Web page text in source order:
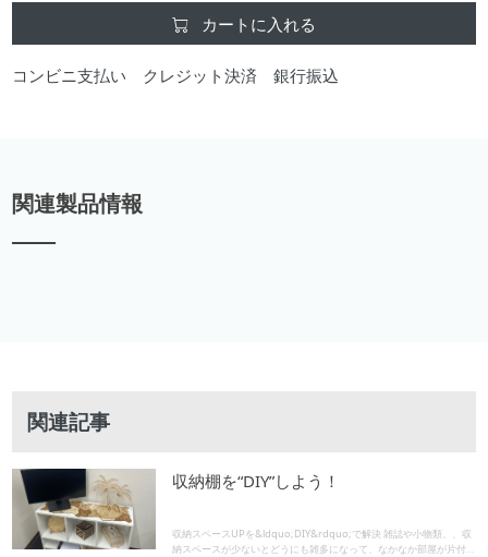
カートに入れる
コンビニ支払い クレジット決済 銀行振込
関連製品情報
関連記事
収納棚を“DIY”しよう！
収納スペースUPを&ldquo;DIY&rdquo;で解決 雑誌や小物類、、収
納スペースが少ないとどうにも雑多になって、なかなか部屋が片付